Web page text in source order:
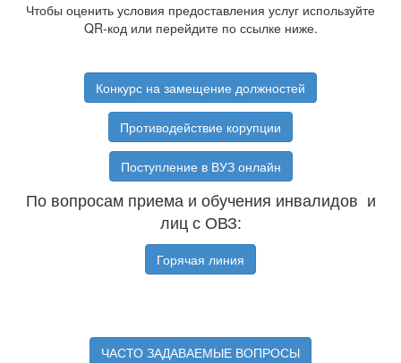
Чтобы оценить условия предоставления услуг используйте
QR-код или перейдите по ссылке ниже.
Конкурс на замещение должностей
Противодействие корупции
Поступление в ВУЗ онлайн
По вопросам приема и обучения инвалидов и
лиц с ОВЗ:
Горячая линия
ЧАСТО ЗАДАВАЕМЫЕ ВОПРОСЫ